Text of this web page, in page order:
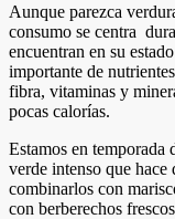
Aunque parezca
consumo se centra
encuentran en su
importante de
fibra, vitaminas y
pocas calorías.
Estamos en temporada
verde intenso que hace
combinarlos con
con berberechos